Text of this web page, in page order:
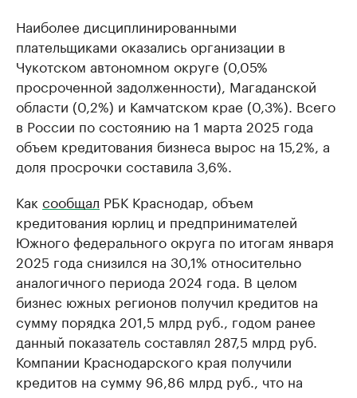
Наиболее дисциплинированными
плательщиками оказались организации в
Чукотском автономном округе (0,05%
просроченной задолженности), Магаданской
области (0,2%) и Камчатском крае (0,3%). Всего
в России по состоянию на 1 марта 2025 года
объем кредитования бизнеса вырос на 15,2%, а
доля просрочки составила 3,6%.
Как сообщал РБК Краснодар, объем
кредитования юрлиц и предпринимателей
Южного федерального округа по итогам января
2025 года снизился на 30,1% относительно
аналогичного периода 2024 года. В целом
бизнес южных регионов получил кредитов на
сумму порядка 201,5 млрд руб., годом ранее
данный показатель составлял 287,5 млрд руб.
Компании Краснодарского края получили
кредитов на сумму 96,86 млрд руб., что на